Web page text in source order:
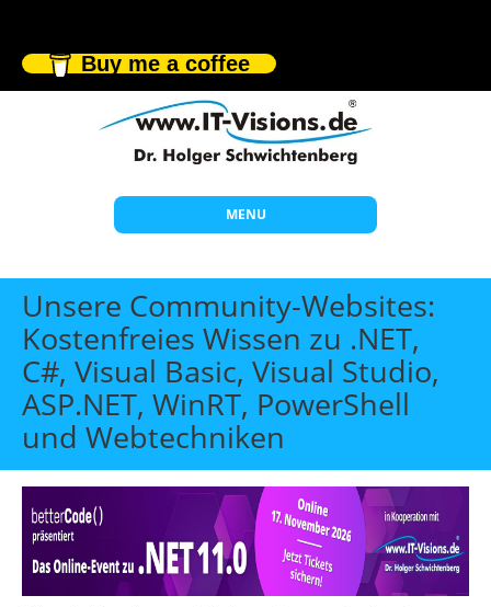
Buy me a coffee
MENU
Start
Themen
Beratung
Individuelle Schulungen
Offene Seminare
Über uns
Suche
Unsere Community-Websites:
Kostenfreies Wissen zu .NET,
C#, Visual Basic, Visual Studio,
ASP.NET, WinRT, PowerShell
und Webtechniken